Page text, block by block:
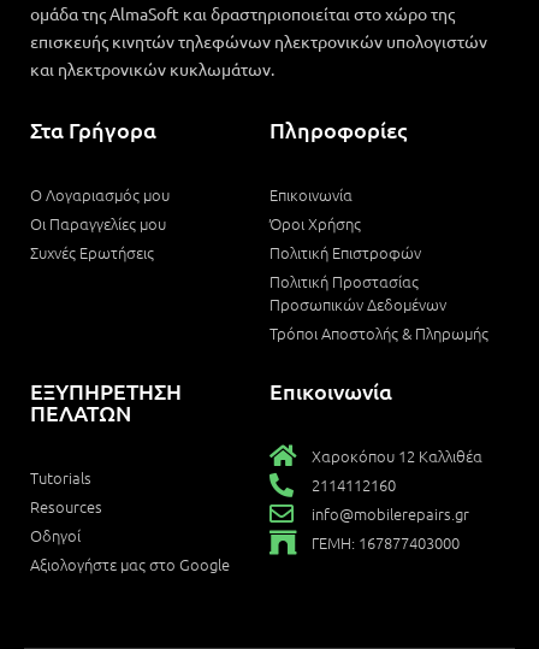
ομάδα της AlmaSoft και δραστηριοποιείται στο χώρο της
επισκευής κινητών τηλεφώνων ηλεκτρονικών υπολογιστών
και ηλεκτρονικών κυκλωμάτων.
Στα Γρήγορα
Ο Λογαριασμός μου
Οι Παραγγελίες μου
Συχνές Ερωτήσεις
Πληροφορίες
Επικοινωνία
Όροι Χρήσης
Πολιτική Επιστροφών
Πολιτική Προστασίας
Προσωπικών Δεδομένων
Τρόποι Αποστολής & Πληρωμής
ΕΞΥΠΗΡΕΤΗΣΗ
ΠΕΛΑΤΩΝ
Tutorials
Resources
Οδηγοί
Αξιολογήστε μας στο Google
Επικοινωνία
Χαροκόπου 12 Καλλιθέα
2114112160
info@mobilerepairs.gr
ΓΕΜΗ: 167877403000